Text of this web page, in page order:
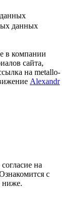
данных
в компании
сайта,
на metallo-
Alexandr
на
с
ниже.